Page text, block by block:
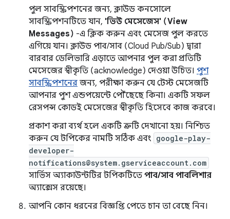
পুল সাবস্ক্রিপশনের জন্য, ক্লাউড কনসোলে
সাবস্ক্রিপশনটিতে যান, 'ভিউ মেসেজেস' (View
Messages) -এ ক্লিক করুন এবং মেসেজ পুল করতে
এগিয়ে যান। ক্লাউড পাব/সাব (Cloud Pub/Sub) দ্বারা
বারবার ডেলিভারি এড়াতে আপনার পুল করা প্রতিটি
মেসেজের স্বীকৃতি (acknowledge) দেওয়া উচিত। পুশ
সাবস্ক্রিপশনের জন্য, পরীক্ষা করুন যে টেস্ট মেসেজটি
আপনার পুশ এন্ডপয়েন্টে পৌঁছেছে কিনা। একটি সফল
রেসপন্স কোডই মেসেজের স্বীকৃতি হিসেবে কাজ করবে।
প্রকাশ করা ব্যর্থ হলে একটি ত্রুটি দেখানো হয়। নিশ্চিত
করুন যে টপিকের নামটি সঠিক এবং google-play-
developer-
notifications@system.gserviceaccount.com
সার্ভিস অ্যাকাউন্টটির টপিকটিতে পাব/সাব পাবলিশার
অ্যাক্সেস রয়েছে।
আপনি কোন ধরনের বিজ্ঞপ্তি পেতে চান তা বেছে নিন।